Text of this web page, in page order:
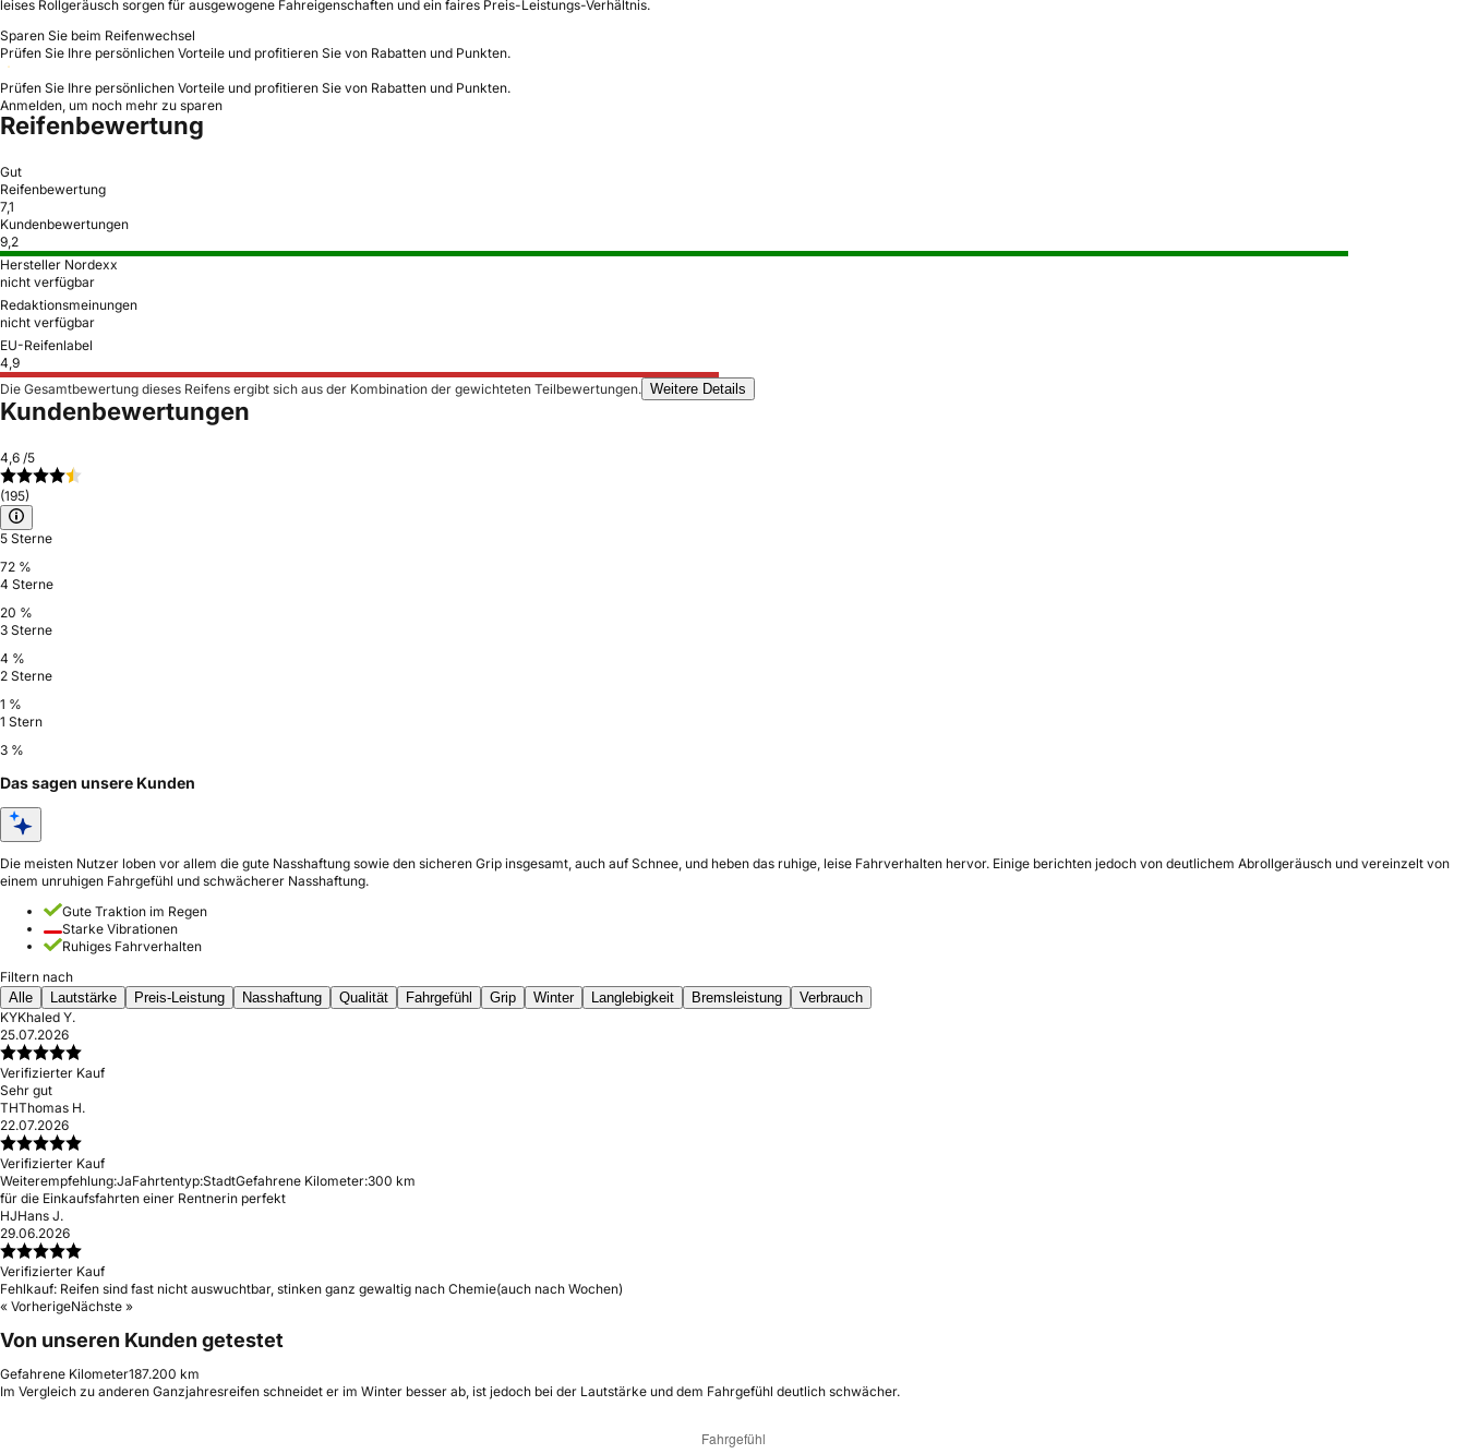
leises Rollgeräusch sorgen für ausgewogene Fahreigenschaften und ein faires Preis-Leistungs-Verhältnis.
Sparen Sie beim Reifenwechsel
Prüfen Sie Ihre persönlichen Vorteile und profitieren Sie von Rabatten und Punkten.
Prüfen Sie Ihre persönlichen Vorteile und profitieren Sie von Rabatten und Punkten.
Anmelden, um noch mehr zu sparen
Reifenbewertung
Gut
Reifenbewertung
7,1
Kundenbewertungen
9,2
Hersteller Nordexx
nicht verfügbar
Redaktionsmeinungen
nicht verfügbar
EU-Reifenlabel
4,9
Die Gesamtbewertung dieses Reifens ergibt sich aus der Kombination der gewichteten Teilbewertungen. Weitere Details
Kundenbewertungen
4,6 /5
(195)
5 Sterne
72 %
4 Sterne
20 %
3 Sterne
4 %
2 Sterne
1 %
1 Stern
3 %
Das sagen unsere Kunden
Die meisten Nutzer loben vor allem die gute Nasshaftung sowie den sicheren Grip insgesamt, auch auf Schnee, und heben das ruhige, leise Fahrverhalten hervor. Einige berichten jedoch von deutlichem Abrollgeräusch und vereinzelt von
einem unruhigen Fahrgefühl und schwächerer Nasshaftung.
Gute Traktion im Regen
Starke Vibrationen
Ruhiges Fahrverhalten
Filtern nach
Alle
Lautstärke Preis-Leistung Nasshaftung Qualität Fahrgefühl Grip Winter Langlebigkeit Bremsleistung
Verbrauch
KYKhaled Y.
25.07.2026
Verifizierter Kauf
Sehr gut
THThomas H.
22.07.2026
Verifizierter Kauf
Weiterempfehlung:JaFahrtentyp:StadtGefahrene Kilometer:300 km
für die Einkaufsfahrten einer Rentnerin perfekt
HJHans J.
29.06.2026
Verifizierter Kauf
Fehlkauf: Reifen sind fast nicht auswuchtbar, stinken ganz gewaltig nach Chemie(auch nach Wochen)
« VorherigeNächste »
Von unseren Kunden getestet
Gefahrene Kilometer187.200 km
Im Vergleich zu anderen Ganzjahresreifen schneidet er im Winter besser ab, ist jedoch bei der Lautstärke und dem Fahrgefühl deutlich schwächer.